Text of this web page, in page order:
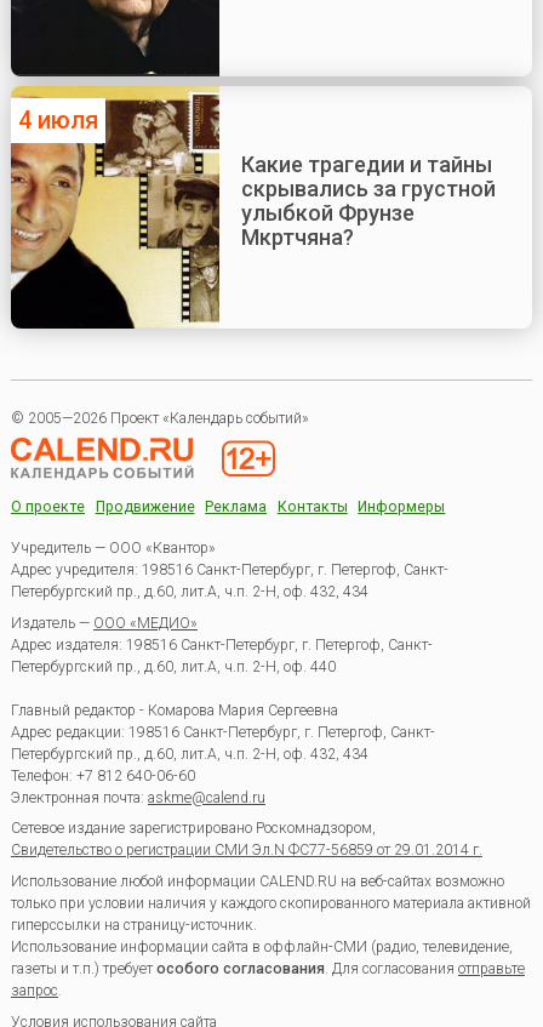
4 июля
Какие трагедии и тайны
скрывались за грустной
улыбкой Фрунзе
Мкртчяна?
© 2005—2026 Проект «Календарь событий»
О проекте Продвижение Реклама Контакты Информеры
Учредитель — ООО «Квантор»
Адрес учредителя: 198516 Санкт-Петербург, г. Петергоф, Санкт-
Петербургский пр., д.60, лит.А, ч.п. 2-Н, оф. 432, 434
Издатель — ООО «МЕДИО»
Адрес издателя: 198516 Санкт-Петербург, г. Петергоф, Санкт-
Петербургский пр., д.60, лит.А, ч.п. 2-Н, оф. 440
Главный редактор - Комарова Мария Сергеевна
Адрес редакции: 198516 Санкт-Петербург, г. Петергоф Санкт-
Петербургский пр., д.60, лит.А, ч.п. 2-Н, оф. 432, 434
Телефон: +7 812 640-06-60
Электронная почта: askme@calend.ru
Сетевое издание зарегистрировано Роскомнадзором,
Свидетельство о регистрации СМИ Эл.N ФС77-56859 от 29.01.2014 г.
Использование любой информации CALEND.RU на веб-сайтах возможно
только при условии наличия у каждого скопированного материала активной
гиперссылки на страницу-источник.
Использование информации сайта в оффлайн-СМИ (радио, телевидение,
газеты и т.п.) требуетособого согласования. Для согласования отправьте
запрос.
Условия использования сайта